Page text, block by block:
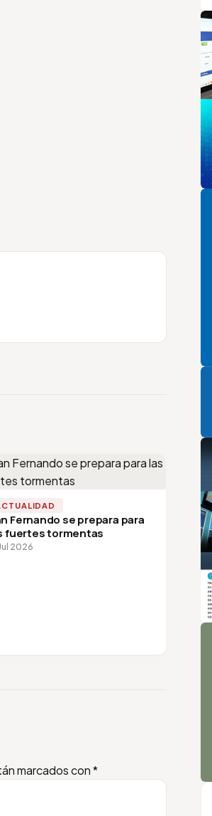
Fernando se prepara para
fuertes tormentas
2026
marcados con*